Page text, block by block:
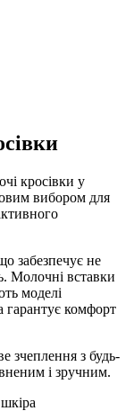
кросівки у
вибором для
забезпечує не
Молочні вставки
моделі
гарантує комфорт
зчеплення з будь-
і зручним.